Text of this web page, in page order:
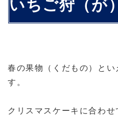
春の果物（くだもの）とい
す。
クリスマスケーキに合わせ